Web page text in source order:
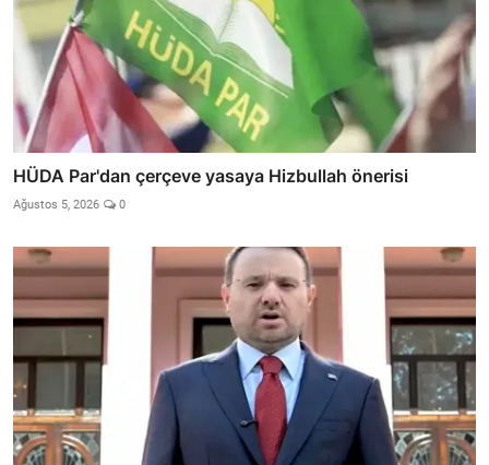
HÜDA Par'dan çerçeve yasaya Hizbullah önerisi
Ağustos 5, 2026 0